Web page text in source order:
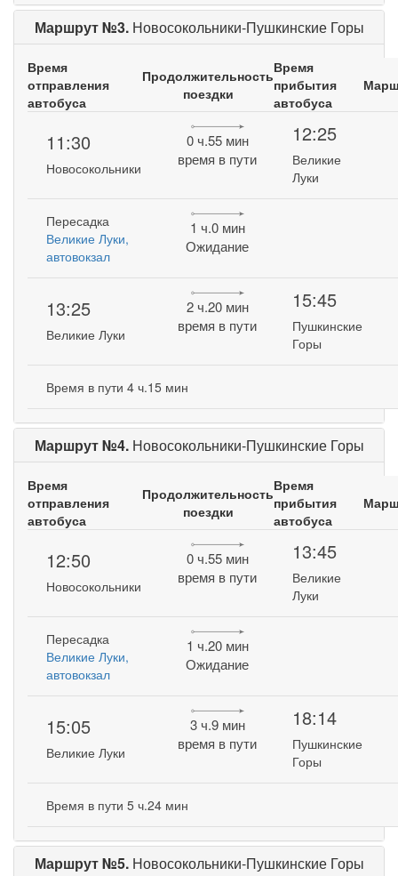
Маршрут №3. Новосокольники-Пушкинские Горы
Время
отправления
автобуса
Продолжительность
поездки
Время
прибытия
автобуса
11:30
Новосокольники
0 ч.55 мин
время в пути
12:25
Великие
Луки
Пересадка
Великие Луки,
автовокзал
1 ч.0 мин
Ожидание
13:25
Великие Луки
2 ч.20 мин
время в пути
15:45
Пушкинские
Горы
Время в пути 4 ч.15 мин
Маршрут №4. Новосокольники-Пушкинские Горы
Время
отправления
автобуса
Продолжительность
поездки
Время
прибытия
автобуса
12:50
Новосокольники
0 ч.55 мин
время в пути
13:45
Великие
Луки
Пересадка
Великие Луки,
автовокзал
1 ч.20 мин
Ожидание
15:05
Великие Луки
3 ч.9 мин
время в пути
18:14
Пушкинские
Горы
Время в пути 5 ч.24 мин
Маршрут №5. Новосокольники-Пушкинские Горы